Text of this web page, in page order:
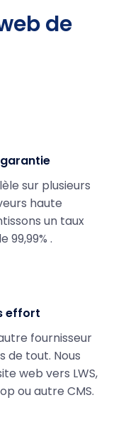
de
sur plusieurs
haute
un taux
99,99% .
effort
fournisseur
de tout. Nous
web vers LWS,
ou autre CMS.